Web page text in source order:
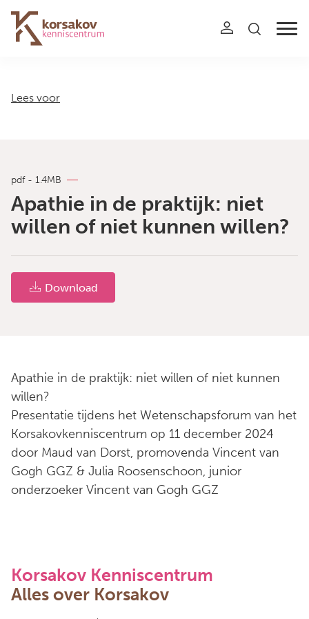
Navigation
Lees voor
pdf - 1.4MB
Apathie in de praktijk: niet
willen of niet kunnen willen?
Download
Apathie in de praktijk: niet willen of niet kunnen
willen?
Presentatie tijdens het Wetenschapsforum van het
Korsakovkenniscentrum op 11 december 2024
door Maud van Dorst, promovenda Vincent van
Gogh GGZ & Julia Roosenschoon, junior
onderzoeker Vincent van Gogh GGZ
Korsakov Kenniscentrum
Alles over Korsakov